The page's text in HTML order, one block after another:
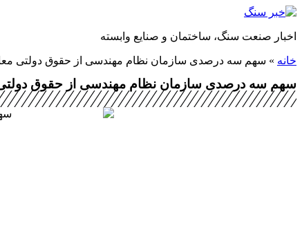
پرش
محتوا
اخبار صنعت سنگ، ساختمان و صنایع وابسته
خانه » سهم سه درصدی سازمان نظام مهندسی از حقوق دولتی
سهم سه درصدی سازمان نظام مهندسی از حقوق